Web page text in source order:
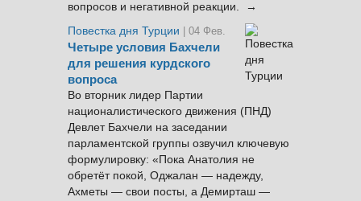
вопросов и негативной реакции. →
Повестка дня Турции
| 04 Фев.
Четыре условия Бахчели
для решения курдского
вопроса
Во вторник лидер Партии
националистического движения (ПНД)
Девлет Бахчели на заседании
парламентской группы озвучил ключевую
формулировку: «Пока Анатолия не
обретёт покой, Оджалан — надежду,
Ахметы — свои посты, а Демирташ —